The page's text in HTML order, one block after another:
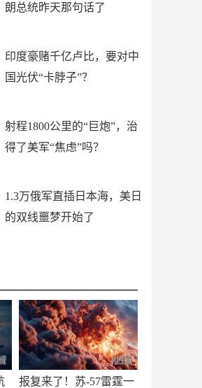
朗总统昨天那句话了
印度豪赌千亿卢比，要对中
国光伏“卡脖子”？
射程1800公里的“巨炮”，治
得了美军“焦虑”吗？
1.3万俄军直插日本海，美日
的双线噩梦开始了
报复来了！苏-57雷霆一